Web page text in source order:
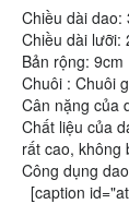
Chiều dài dao:
Chiều dài lưỡi:
Bản rộng: 9cm
Chuôi : Chuôi
Cân nặng của
Chất liệu của
rất cao, không
Công dụng
[caption